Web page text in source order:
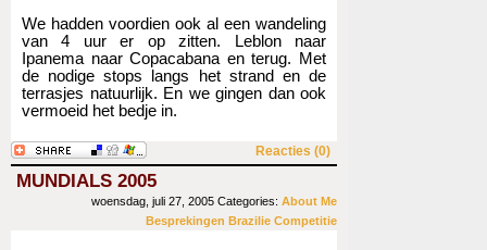
We hadden voordien ook al een wandeling
van 4 uur er op zitten. Leblon naar
Ipanema naar Copacabana en terug. Met
de nodige stops langs het strand en de
terrasjes natuurlijk. En we gingen dan ook
vermoeid het bedje in.
Reacties (0)
MUNDIALS 2005
woensdag, juli 27, 2005 Categories: About Me
Besprekingen Brazilie Competitie